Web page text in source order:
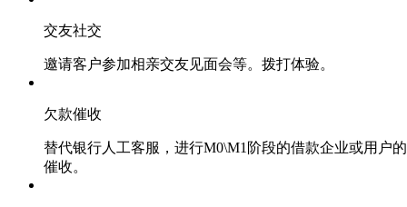
交友社交
邀请客户参加相亲交友见面会等。拨打体验。
欠款催收
替代银行人工客服，进行M0\M1阶段的借款企业或用户的
催收。